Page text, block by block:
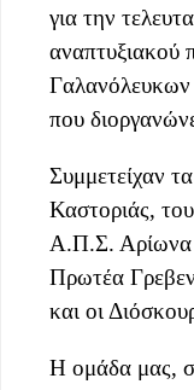
για την
αναπτυξιακού
που
Συμμετείχαν
Καστοριάς,
Α.Π.Σ. Αρίωνα
Πρωτέα
και οι
Η ομάδα μας,